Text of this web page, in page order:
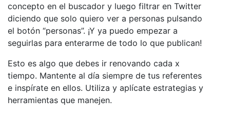
concepto en el buscador y luego filtrar en Twitter
diciendo que solo quiero ver a personas pulsando
el botón “personas”. ¡Y ya puedo empezar a
seguirlas para enterarme de todo lo que publican!
Esto es algo que debes ir renovando cada x
tiempo. Mantente al día siempre de tus referentes
e inspírate en ellos. Utiliza y aplícate estrategias y
herramientas que manejen.